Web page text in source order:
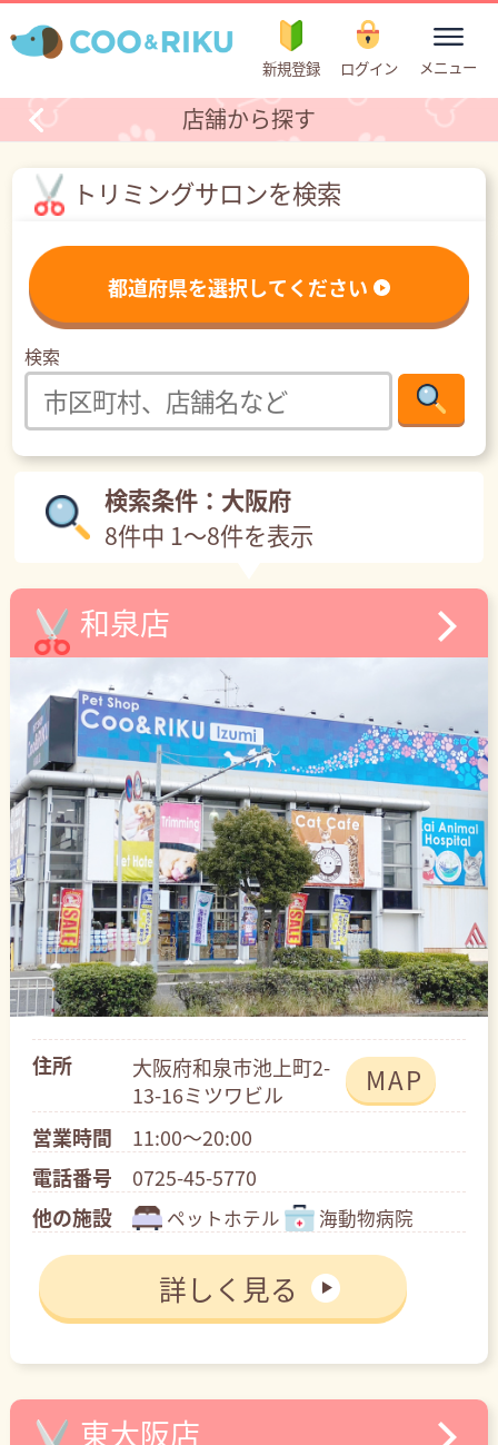
新規登録 ログイン
toggle
メニュー
店舗から探す
トリミングサロンを検索
都道府県を選択してください
検索
検索条件：大阪府
8件中 1～8件を表示
和泉店
住所
大阪府和泉市池上町2-
13-16ミツワビル
MAP
営業時間
11:00～20:00
電話番号
0725-45-5770
他の施設
ペットホテル 海動物病院
詳しく見る
東大阪店